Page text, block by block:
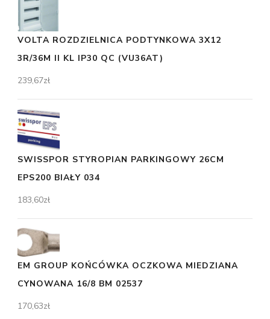
VOLTA ROZDZIELNICA PODTYNKOWA 3X12
3R/36M II KL IP30 QC (VU36AT)
239,67zł
SWISSPOR STYROPIAN PARKINGOWY 26CM
EPS200 BIAŁY 034
183,60zł
EM GROUP KOŃCÓWKA OCZKOWA MIEDZIANA
CYNOWANA 16/8 BM 02537
170,63zł